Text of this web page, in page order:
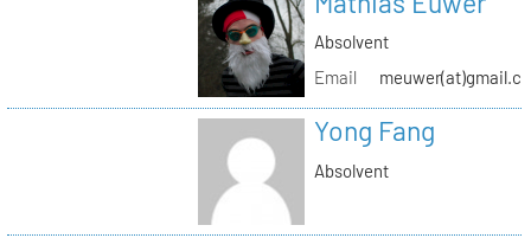
Absolvent
Email
Yong Fang
Absolvent